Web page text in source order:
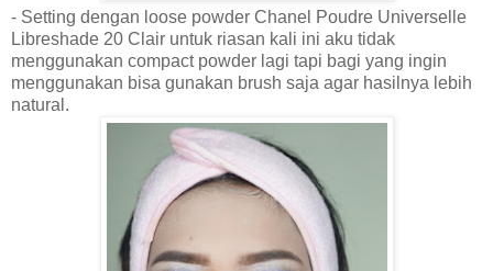
- Setting dengan loose powder Chanel Poudre Universelle
Libreshade 20 Clair untuk riasan kali ini aku tidak
menggunakan compact powder lagi tapi bagi yang ingin
menggunakan bisa gunakan brush saja agar hasilnya lebih
natural.